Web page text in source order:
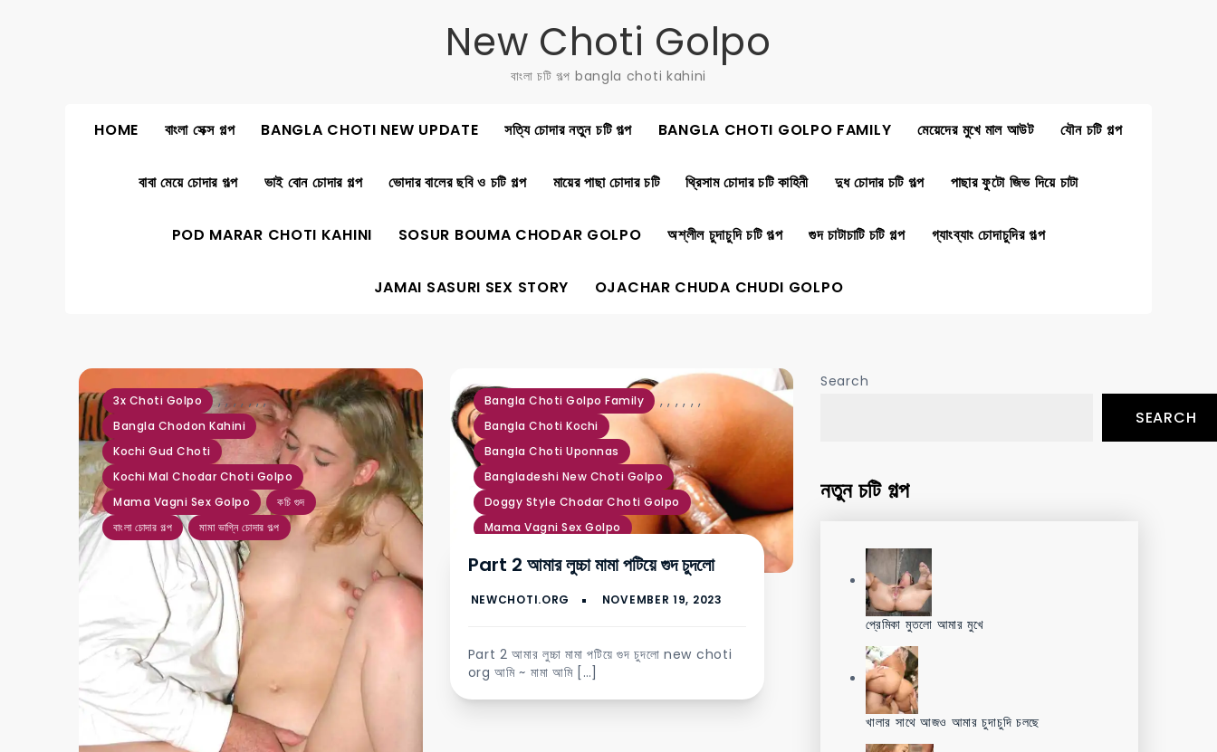
New Choti Golpo
বাংলা চটি গল্প bangla choti kahini
HOME বাংলা সেক্স গল্প BANGLA CHOTI NEW UPDATE সত্যি চোদার নতুন চটি গল্প BANGLA CHOTI GOLPO FAMILY মেয়েদের মুখে মাল আউট যৌন চটি গল্প
বাবা মেয়ে চোদার গল্প ভাই বোন চোদার গল্প ভোদার বালের ছবি ও চটি গল্প মায়ের পাছা চোদার চটি থ্রিসাম চোদার চটি কাহিনী দুধ চোদার চটি গল্প পাছার ফুটো জিভ দিয়ে চাটা
POD MARAR CHOTI KAHINI SOSUR BOUMA CHODAR GOLPO অশ্লীল চুদাচুদি চটি গল্প গুদ চাটাচাটি চটি গল্প গ্যাংব্যাং চোদাচুদির গল্প
JAMAI SASURI SEX STORY OJACHAR CHUDA CHUDI GOLPO
3x Choti Golpo ,
Bangla Chodon Kahini
,
Kochi Gud Choti
,
Kochi Mal Chodar Choti Golpo
,
Mama Vagni Sex Golpo
,
কচি গুদ
,
বাংলা চোদার গল্প
,
মামা ভাগ্নি চোদার গল্প
Bangla Choti Golpo Family ,
Bangla Choti Kochi
,
Bangla Choti Uponnas
,
Bangladeshi New Choti Golpo
,
Doggy Style Chodar Choti Golpo
,
Mama Vagni Sex Golpo
,
mama chudlo vagni ke,
ভাগ্নি সেক্স কাহিনী
Part 2 আমার লুচ্চা মামা পটিয়ে গুদ চুদলো
Part 2 আমার লুচ্চা মামা পটিয়ে গুদ চুদলো new choti
org আমি ~ মামা আমি […]
Search
SEARCH
নতুন চটি গল্প
প্রেমিকা মুতলো আমার মুখে
খালার সাথে আজও আমার চুদাচুদি চলছে